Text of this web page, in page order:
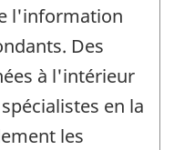
l'information
Des
à l'intérieur
en la
les